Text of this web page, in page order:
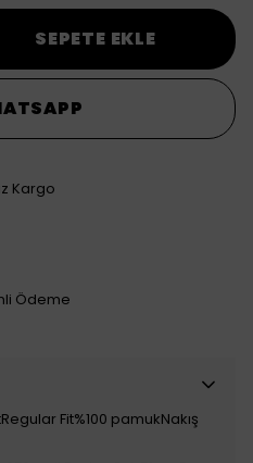
SEPETE EKLE
Kargo
Ödeme
Fit%100 pamukNakış